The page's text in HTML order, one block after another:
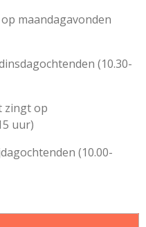
maandagavonden
(10.30-
zingt op
uur)
(10.00-